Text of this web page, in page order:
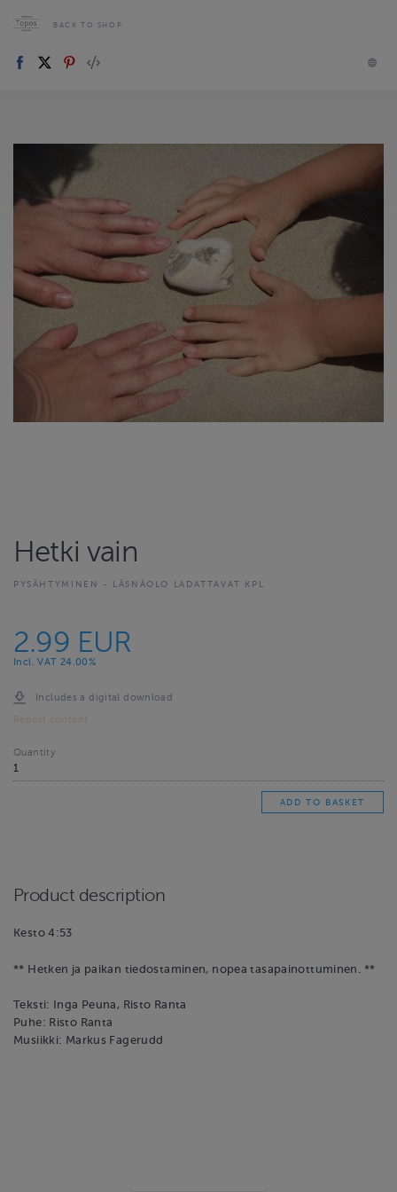
BACK TO SHOP
Hetki vain
PYSÄHTYMINEN - LÄSNÄOLO LADATTAVAT KPL
2.99 EUR
Incl. VAT 24.00%
Includes a digital download
Quantity
Product description
Kesto 4:53
** Hetken ja paikan tiedostaminen, nopea tasapainottuminen. **
Teksti: Inga Peuna, Risto Ranta
Puhe: Risto Ranta
Musiikki: Markus Fagerudd